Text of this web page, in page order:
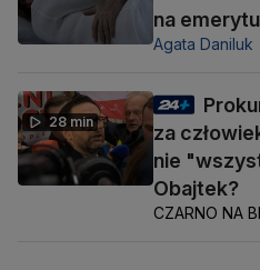
na
Agata Daniluk
28 min
za
nie
Obajtek?
CZARNO NA